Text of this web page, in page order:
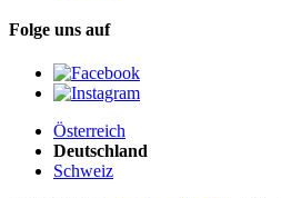
Folge uns auf
Österreich
Deutschland
Schweiz